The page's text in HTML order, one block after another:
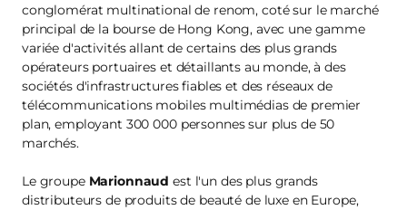
conglomérat multinational de renom, coté sur le marché
principal de la bourse de Hong Kong, avec une gamme
variée d'activités allant de certains des plus grands
opérateurs portuaires et détaillants au monde, à des
sociétés d'infrastructures fiables et des réseaux de
télécommunications mobiles multimédias de premier
plan, employant 300 000 personnes sur plus de 50
marchés.
Le groupe Marionnaud est l'un des plus grands
distributeurs de produits de beauté de luxe en Europe,